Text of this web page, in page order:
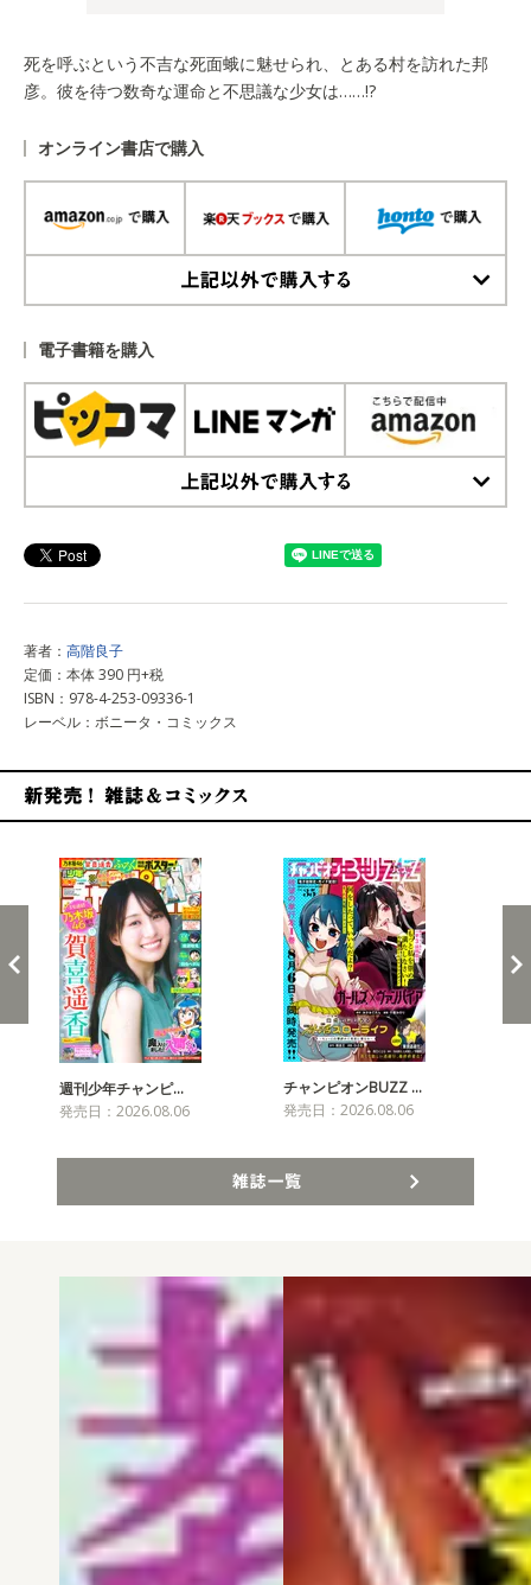
死を呼ぶという不吉な死面蛾に魅せられ、とある村を訪れた邦
彦。彼を待つ数奇な運命と不思議な少女は……!?
オンライン書店で購入
電子書籍を購入
著者： 高階良子
定価：本体 390 円+税
ISBN：978-4-253-09336-1
レーベル：ボニータ・コミックス
週刊少年チャンピ…
発売日：2026.08.06
チャンピオンBUZZ …
発売日：2026.08.06